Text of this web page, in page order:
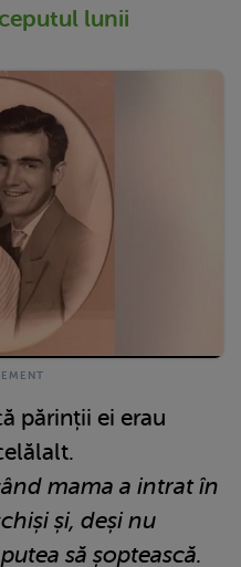
lunii
părinții ei erau
mama a intrat în
și, deși nu
să șoptească.